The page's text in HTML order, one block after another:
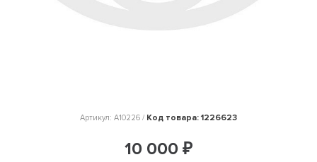
Артикул: A10226 / Код товара: 1226623
10 000 ₽